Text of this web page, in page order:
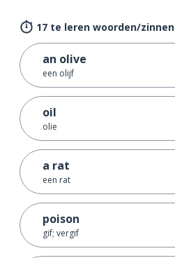
17 te leren woorden/zinnen
an olive
een olijf
oil
olie
a rat
een rat
poison
gif; vergif